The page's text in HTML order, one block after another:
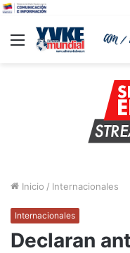
Menu
Inicio / Internacionales
Internacionales
Declaran